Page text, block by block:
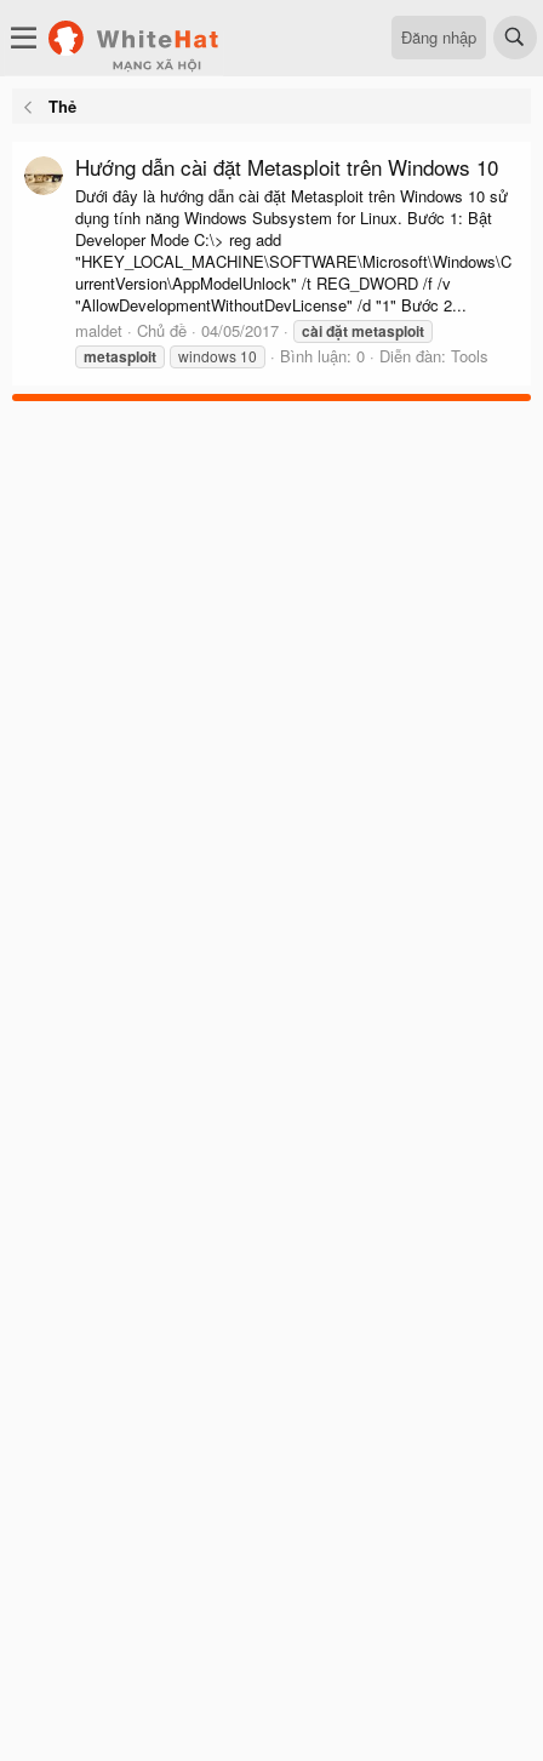
Đăng nhập
Thẻ
Hướng dẫn cài đặt Metasploit trên Windows 10
Dưới đây là hướng dẫn cài đặt Metasploit trên Windows 10 sử
dụng tính năng Windows Subsystem for Linux. Bước 1: Bật
Developer Mode C:\> reg add
"HKEY_LOCAL_MACHINE\SOFTWARE\Microsoft\Windows\C
urrentVersion\AppModelUnlock" /t REG_DWORD /f /v
"AllowDevelopmentWithoutDevLicense" /d "1" Bước 2...
maldet
Chủ đề 04/05/2017 càiđặtmetasploit
metasploit
windows 10 Bình luận: 0 Diễn đàn: Tools